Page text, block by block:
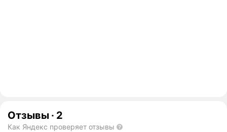
Отзывы · 2
Как Яндекс проверяет отзывы